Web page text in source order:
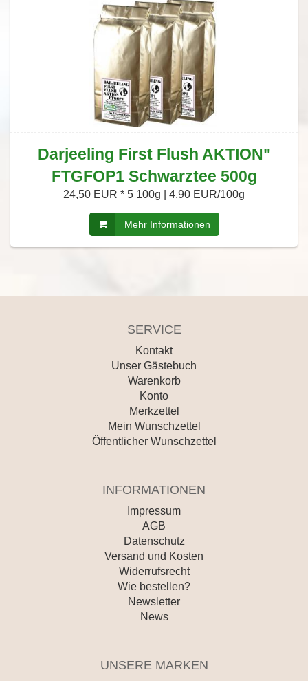
Darjeeling First Flush AKTION"
FTGFOP1 Schwarztee 500g
24,50 EUR * 5 100g | 4,90 EUR/100g
Mehr Informationen
SERVICE
Kontakt
Unser Gästebuch
Warenkorb
Konto
Merkzettel
Mein Wunschzettel
Öffentlicher Wunschzettel
INFORMATIONEN
Impressum
AGB
Datenschutz
Versand und Kosten
Widerrufsrecht
Wie bestellen?
Newsletter
News
UNSERE MARKEN